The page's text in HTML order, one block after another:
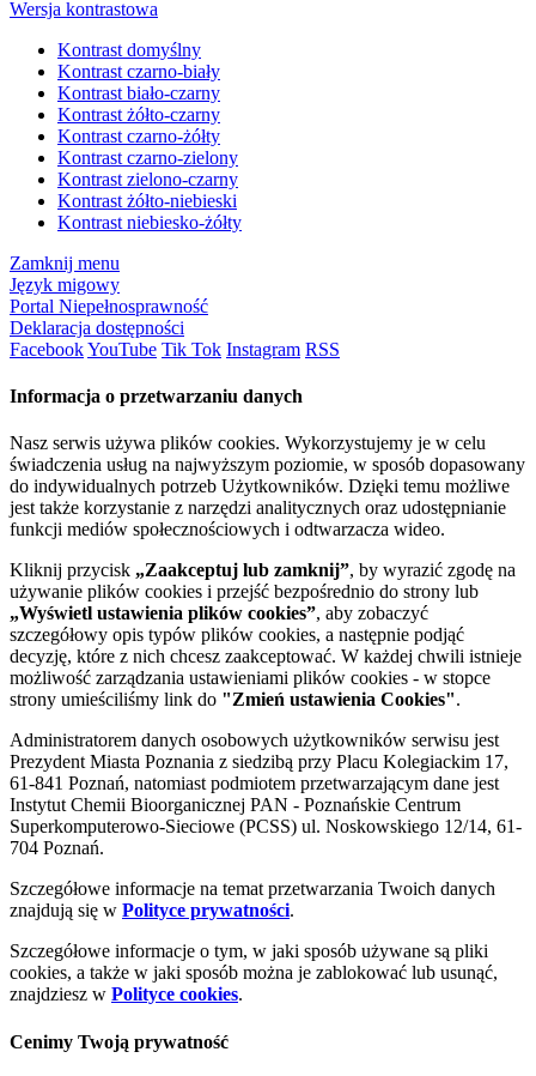
Wersja kontrastowa
Kontrast domyślny
Kontrast czarno-biały
Kontrast biało-czarny
Kontrast żółto-czarny
Kontrast czarno-żółty
Kontrast czarno-zielony
Kontrast zielono-czarny
Kontrast żółto-niebieski
Kontrast niebiesko-żółty
Zamknij menu
Język migowy
Portal Niepełnosprawność
Deklaracja dostępności
FacebookYouTube Tik Tok Instagram RSS
Informacja o przetwarzaniu danych
Nasz serwis używa plików cookies. Wykorzystujemy je w celu
świadczenia usług na najwyższym poziomie, w sposób dopasowany
do indywidualnych potrzeb Użytkowników. Dzięki temu możliwe
jest także korzystanie z narzędzi analitycznych oraz udostępnianie
funkcji mediów społecznościowych i odtwarzacza wideo.
Kliknij przycisk „Zaakceptuj lub zamknij”, by wyrazić zgodę na
używanie plików cookies i przejść bezpośrednio do strony lub
„Wyświetl ustawienia plików cookies”, aby zobaczyć
szczegółowy opis typów plików cookies, a następnie podjąć
decyzję, które z nich chcesz zaakceptować. W każdej chwili istnieje
możliwość zarządzania ustawieniami plików cookies - w stopce
strony umieściliśmy link do "Zmień ustawienia Cookies".
Administratorem danych osobowych użytkowników serwisu jest
Prezydent Miasta Poznania z siedzibą przy Placu Kolegiackim 17,
61-841 Poznań, natomiast podmiotem przetwarzającym dane jest
Instytut Chemii Bioorganicznej PAN - Poznańskie Centrum
Superkomputerowo-Sieciowe (PCSS) ul. Noskowskiego 12/14, 61-
704 Poznań.
Szczegółowe informacje na temat przetwarzania Twoich danych
znajdują się w Polityce prywatności.
Szczegółowe informacje o tym, w jaki sposób używane są pliki
cookies, a także w jaki sposób można je zablokować lub usunąć,
znajdziesz w Polityce cookies.
Cenimy Twoją prywatność